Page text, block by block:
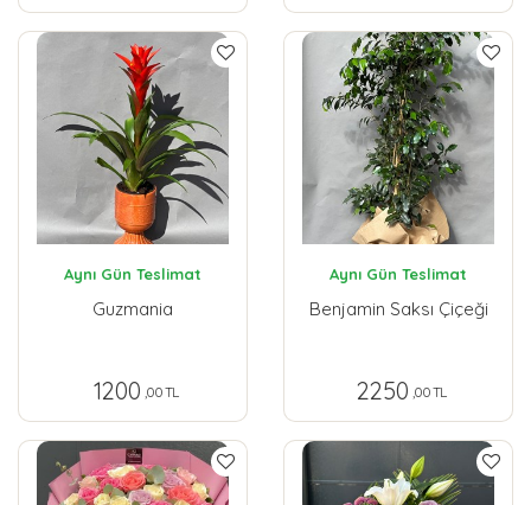
Aynı Gün Teslimat
Guzmania
1200 ,00 TL
Aynı Gün Teslimat
Benjamin Saksı Çiçeği
2250 ,00 TL